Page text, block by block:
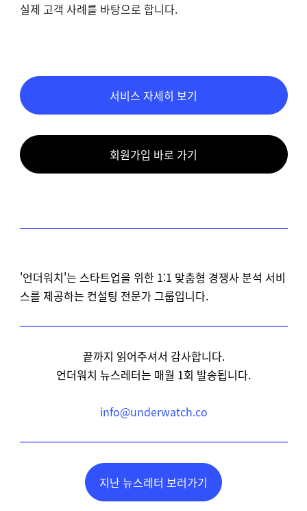
실제 고객 사례를 바탕으로 합니다.
서비스 자세히 보기
회원가입 바로 가기
'언더워치'는 스타트업을 위한 1:1 맞춤형 경쟁사 분석 서비
스를 제공하는 컨설팅 전문가 그룹입니다.
끝까지 읽어주셔서 감사합니다.
언더워치 뉴스레터는 매월 1회 발송됩니다.
info@underwatch.co
지난 뉴스레터 보러가기